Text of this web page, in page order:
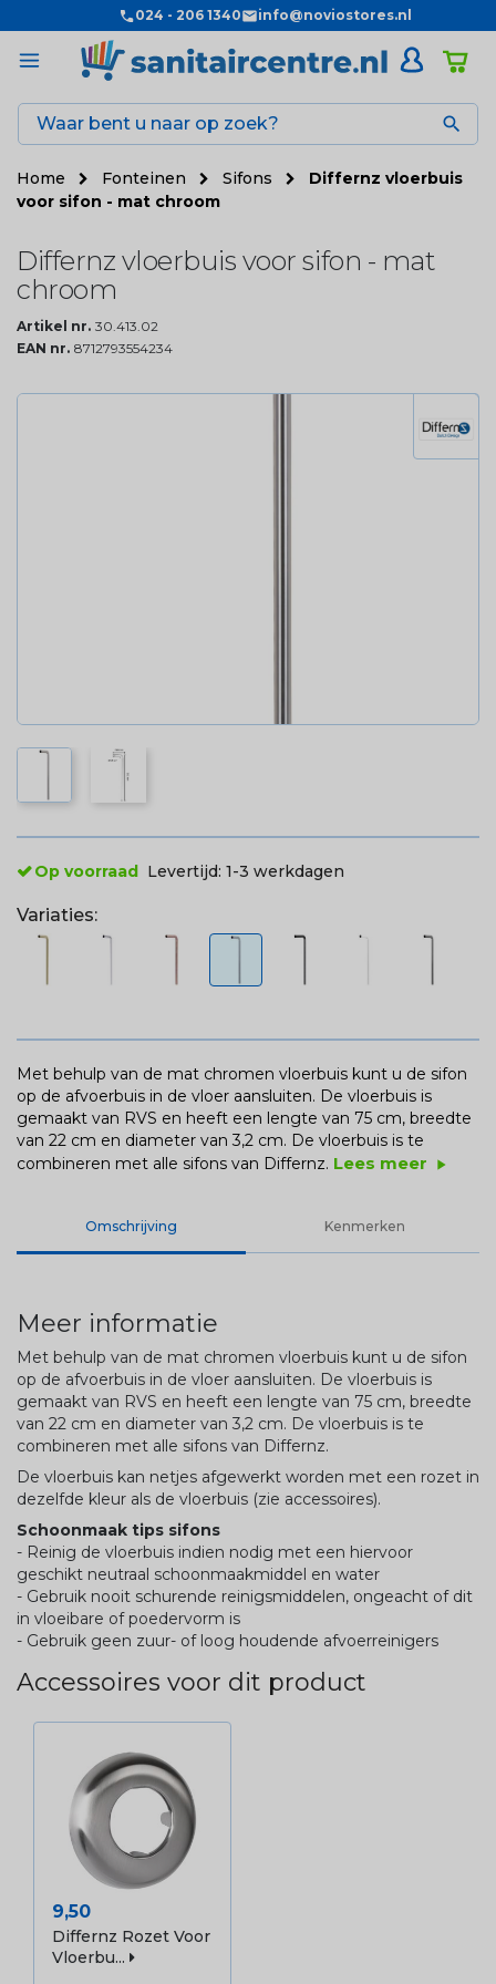
024 - 206 1340 info@noviostores.nl

Home Fonteinen Sifons
Differnz vloerbuis
voor sifon - mat chroom
Differnz vloerbuis voor sifon - mat
chroom
Artikel nr. 30.413.02
EAN nr. 8712793554234
Op voorraad Levertijd: 1-3 werkdagen
Variaties:
Met behulp van de mat chromen vloerbuis kunt u de sifon
op de afvoerbuis in de vloer aansluiten. De vloerbuis is
gemaakt van RVS en heeft een lengte van 75 cm, breedte
van 22 cm en diameter van 3,2 cm. De vloerbuis is te
combineren met alle sifons van Differnz. Lees meer play_arrow
Omschrijving Kenmerken
Meer informatie
Met behulp van de mat chromen vloerbuis kunt u de sifon
op de afvoerbuis in de vloer aansluiten. De vloerbuis is
gemaakt van RVS en heeft een lengte van 75 cm, breedte
van 22 cm en diameter van 3,2 cm. De vloerbuis is te
combineren met alle sifons van Differnz.
De vloerbuis kan netjes afgewerkt worden met een rozet in
dezelfde kleur als de vloerbuis (zie accessoires).
Schoonmaak tips sifons
- Reinig de vloerbuis indien nodig met een hiervoor
geschikt neutraal schoonmaakmiddel en water
- Gebruik nooit schurende reinigsmiddelen, ongeacht of dit
in vloeibare of poedervorm is
- Gebruik geen zuur- of loog houdende afvoerreinigers
Accessoires voor dit product
Prijs
9,50
Differnz Rozet Voor
Vloerbu...